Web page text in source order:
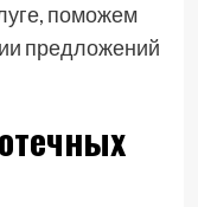
поможем
предложений